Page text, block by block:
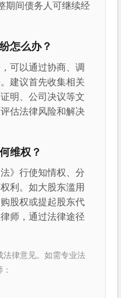
期间债务人可继续经
怎么办？
可以通过协商、调
建议首先收集相关
明、公司决议等文
估法律风险和解决
维权？
》行使知情权、分
利。如大股东滥用
股权或提起股东代
师，通过法律途径
法律意见。如需专业法